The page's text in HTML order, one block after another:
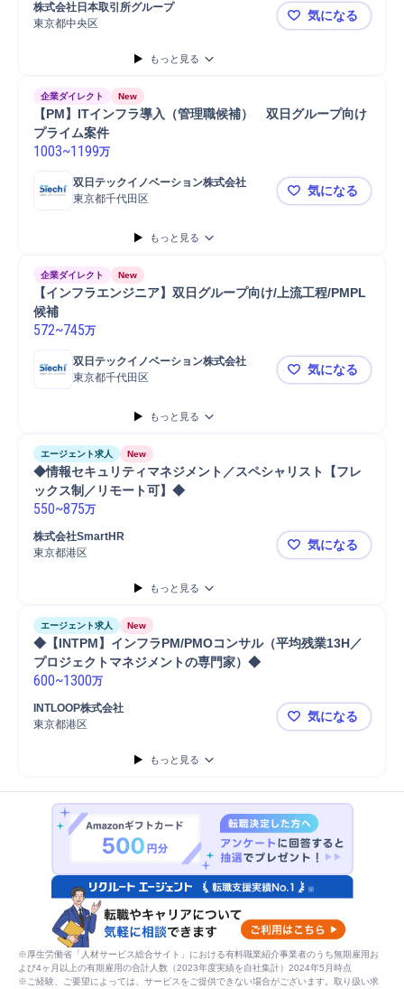
株式会社日本取引所グループ
東京都中央区
◆【リモー
気になる
もっと見る
企業ダイレクト New
【PM】ITインフラ導入（管理職候補）　双日グループ向け
プライム案件
1003~1199万
双日テックイノベーション株式会社
東京都千代田区
【PM】IT
気になる
もっと見る
企業ダイレクト New
【インフラエンジニア】双日グループ向け/上流工程/PMPL
候補
572~745万
双日テックイノベーション株式会社
東京都千代田区
【インフラ
気になる
もっと見る
エージェント求人 New
◆情報セキュリティマネジメント／スペシャリスト【フレ
ックス制／リモート可】◆
550~875万
株式会社SmartHR
東京都港区
◆情報セキ
気になる
もっと見る
エージェント求人 New
◆【INTPM】インフラPM/PMOコンサル（平均残業13H／
プロジェクトマネジメントの専門家）◆
600~1300万
INTLOOP株式会社
東京都港区
◆【INTPM
気になる
もっと見る
※厚生労働省「人材サービス総合サイト」における有料職業紹介事業者のうち無期雇用お
よび4ヶ月以上の有期雇用の合計人数（2023年度実績を自社集計）2024年5月時点
※ご経験、ご要望によっては、サービスをご提供できない場合がございます。取り扱い求